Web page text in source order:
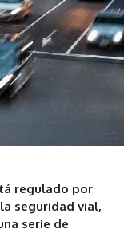
regulado por
seguridad vial,
serie de